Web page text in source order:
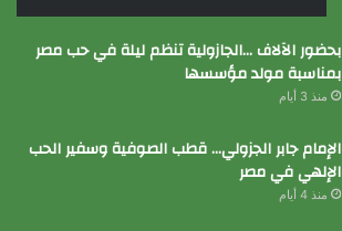
بحضور الآلاف …الجازولية تنظم ليلة في حب مصر
بمناسبة مولد مؤسسها
منذ 3 أيام
الإمام جابر الجزولي… قطب الصوفية وسفير الحب
الإلهي في مصر
منذ 4 أيام